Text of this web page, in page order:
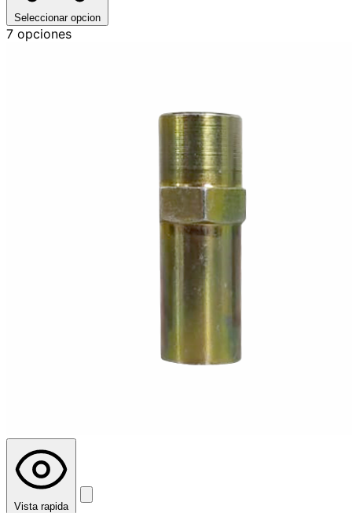
Seleccionar opcion
7 opciones
Vista rapida